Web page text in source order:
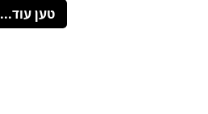
טען עוד...